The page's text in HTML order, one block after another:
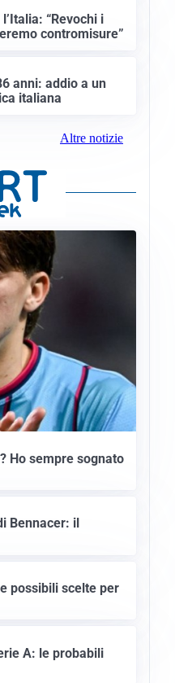
“Revochi i
contromisure”
anni: addio a un
italiana
Altre notizie
Ho sempre sognato
Bennacer: il
possibili scelte per
A: le probabili